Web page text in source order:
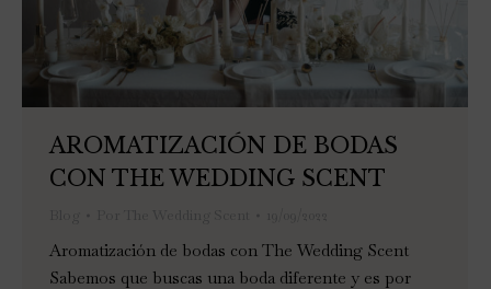
AROMATIZACIÓN DE BODAS
CON THE WEDDING SCENT
Aromatización de bodas con The Wedding Scent
Sabemos que buscas una boda diferente y es por